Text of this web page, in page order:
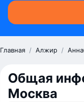
Главная / Алжир /
Общая
Москва